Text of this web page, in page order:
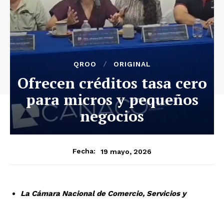
QROO ORIGINAL
Ofrecen créditos tasa cero
para micros y pequeños
negocios
Fecha: 19 mayo, 2026
La Cámara Nacional de Comercio, Servicios y